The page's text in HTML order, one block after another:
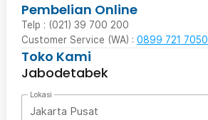
Pembelian Online
Telp : (021) 39 700 200
Customer Service (WA) : 0899 721 7050
Toko Kami
Jabodetabek
Lokasi
Jakarta Pusat